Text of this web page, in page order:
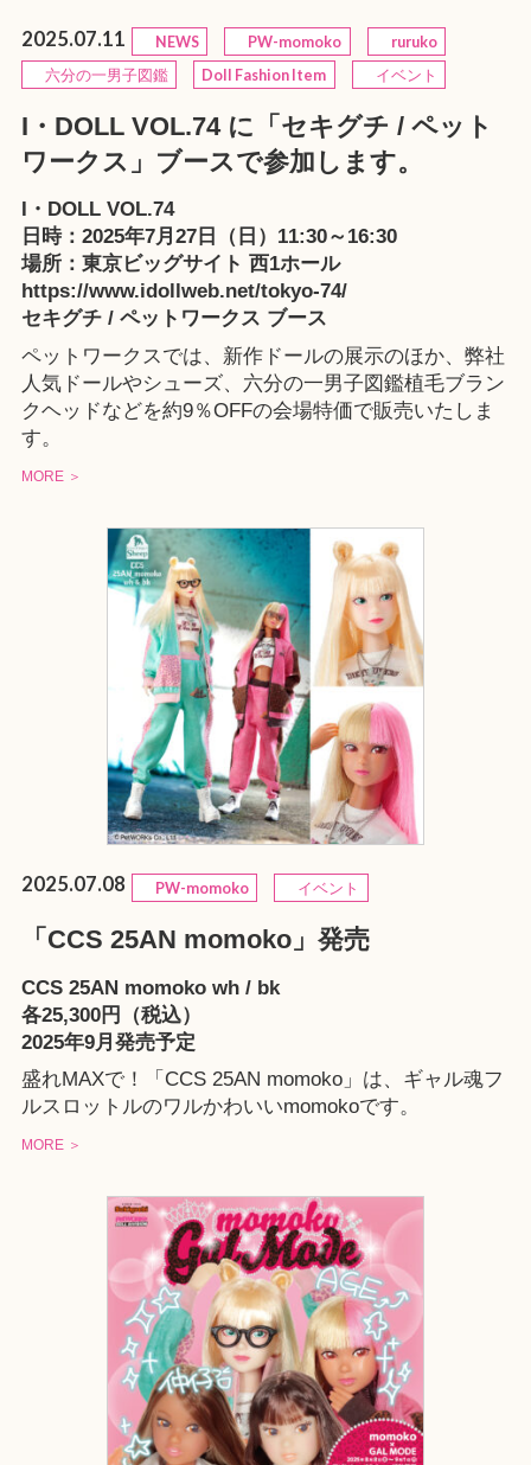
2025.07.11 NEWS PW-momoko
ruruko
六分の一男子図鑑
Doll Fashion Item イベント
I・DOLL VOL.74 に「セキグチ / ペット
ワークス」ブースで参加します。
I・DOLL VOL.74
日時：2025年7月27日（日）11:30～16:30
場所：東京ビッグサイト 西1ホール
https://www.idollweb.net/tokyo-74/
セキグチ / ペットワークス ブース
ペットワークスでは、新作ドールの展示のほか、弊社
人気ドールやシューズ、六分の一男子図鑑植毛ブラン
クヘッドなどを約9％OFFの会場特価で販売いたしま
す。
MORE ＞
2025.07.08 PW-momoko イベント
「CCS 25AN momoko」発売
CCS 25AN momoko wh / bk
各25,300円（税込）
2025年9月発売予定
盛れMAXで！「CCS 25AN momoko」は、ギャル魂フ
ルスロットルのワルかわいいmomokoです。
MORE ＞